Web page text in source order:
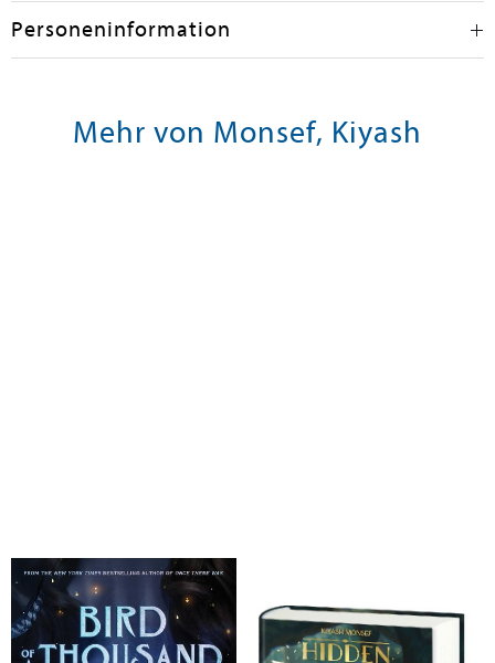
Personeninformation
Mehr von Monsef, Kiyash
Monsef, Kiyash Monsef, Kiyash